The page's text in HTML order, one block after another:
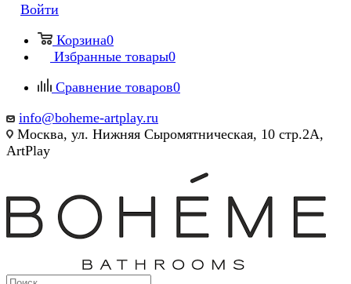
Войти
Корзина0
Избранные товары0
Сравнение товаров0
info@boheme-artplay.ru
Москва, ул. Нижняя Сыромятническая, 10 стр.2А,
ArtPlay